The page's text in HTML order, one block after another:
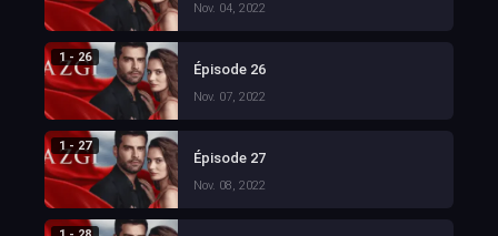
Nov. 04, 2022
1 - 26
Épisode 26
Nov. 07, 2022
1 - 27
Épisode 27
Nov. 08, 2022